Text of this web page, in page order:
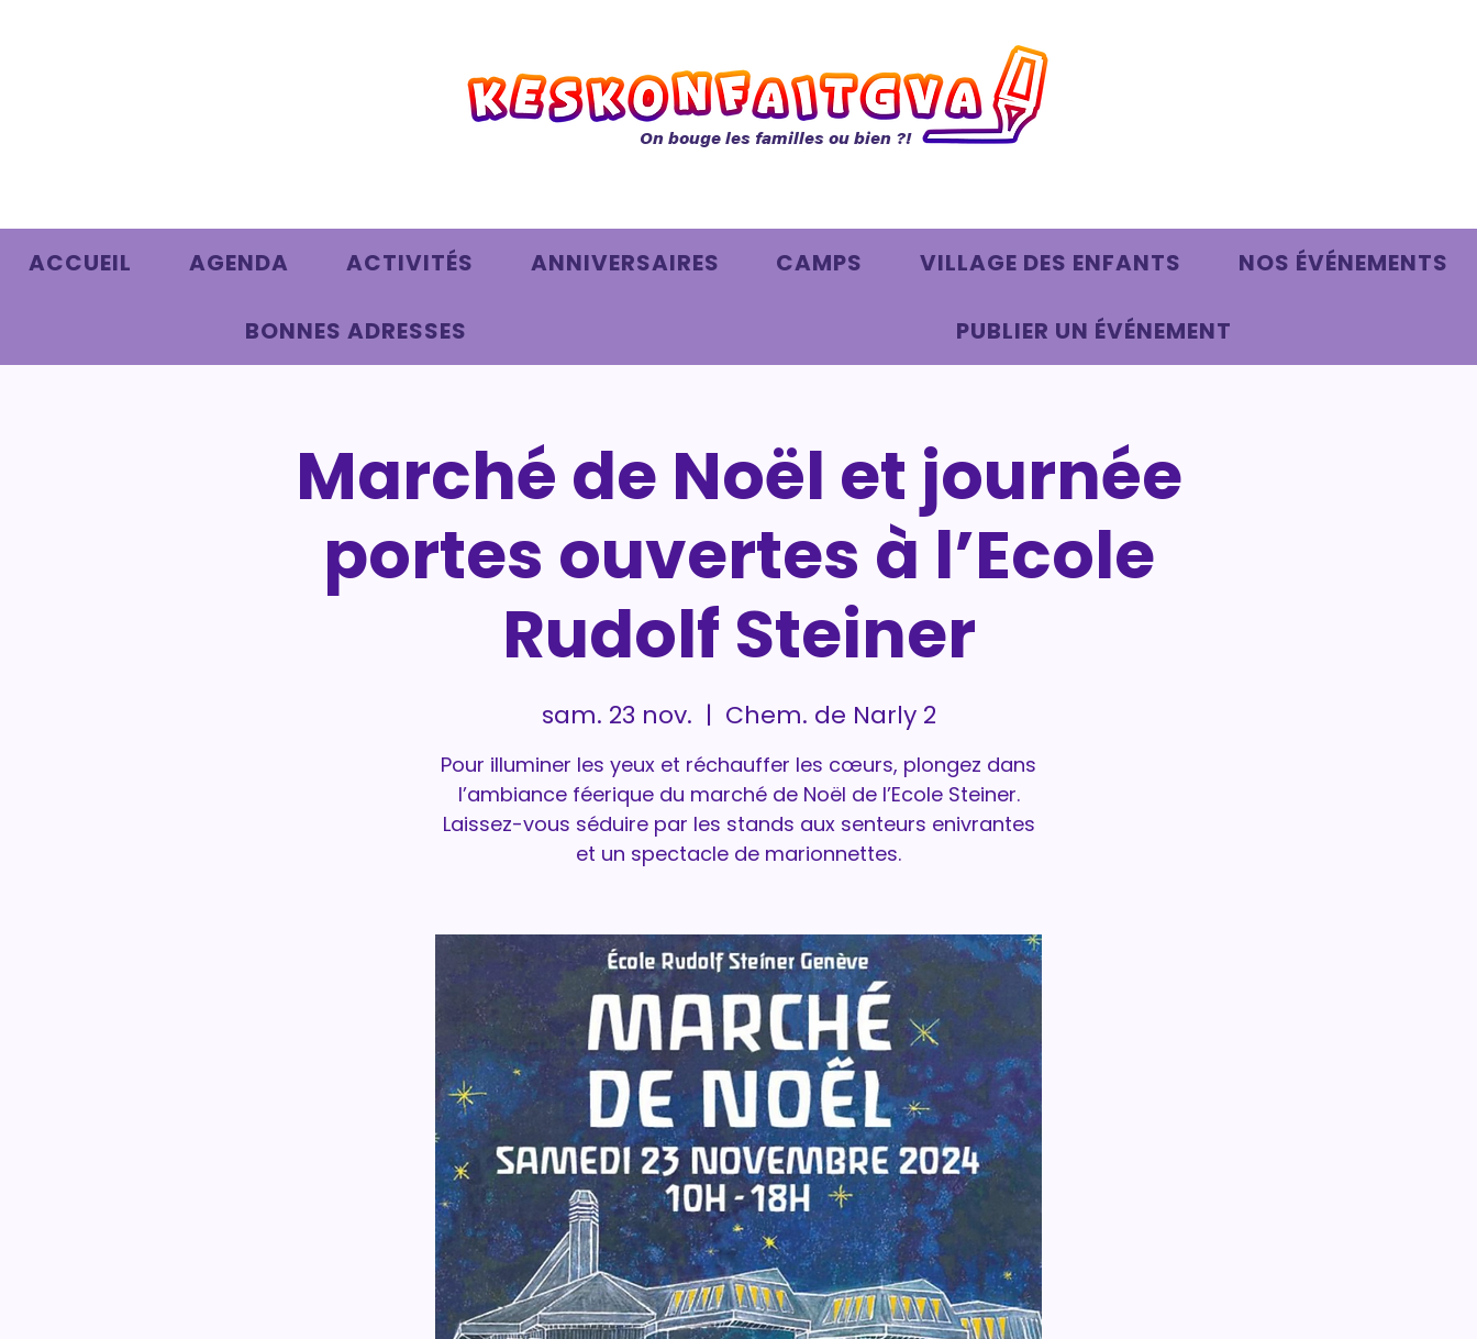
On bouge les familles ou bien ?!
ACCUEIL AGENDA ACTIVITÉS ANNIVERSAIRES CAMPS VILLAGE DES ENFANTS NOS ÉVÉNEMENTS
BONNES ADRESSES PUBLIER UN ÉVÉNEMENT
Marché de Noël et journée
portes ouvertes à l’Ecole
Rudolf Steiner
sam. 23 nov.
  |
Chem. de Narly 2
Pour illuminer les yeux et réchauffer les cœurs, plongez dans
l’ambiance féerique du marché de Noël de l’Ecole Steiner.
Laissez-vous séduire par les stands aux senteurs enivrantes
et un spectacle de marionnettes.